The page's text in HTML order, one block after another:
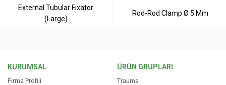
External Tubular Fixator
(Large)
Rod-Rod Clamp Ø 5 Mm
KURUMSAL
Firma Profili
ÜRÜN GRUPLARI
Trauma